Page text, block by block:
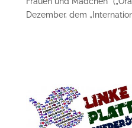
Dezember, dem